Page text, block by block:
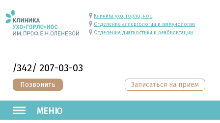
/342/ 207-03-03
Позвонить
Клиника ухо, горло, нос
Отделение аллергологии и иммунологии
Отделение диагностики и реабилитации
МЕНЮ
Записаться на прием